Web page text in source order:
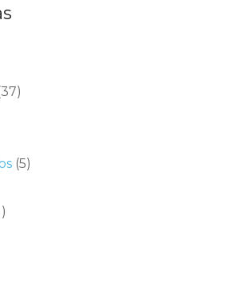
(5)